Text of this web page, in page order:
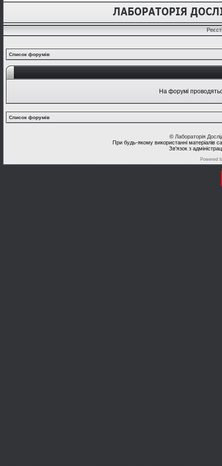
Список форумів
На форумі
Список форумів
© Лабораторія
При будь-якому використанні матеріалів
Зв'язок з
Powered